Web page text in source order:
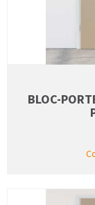
BLOC-